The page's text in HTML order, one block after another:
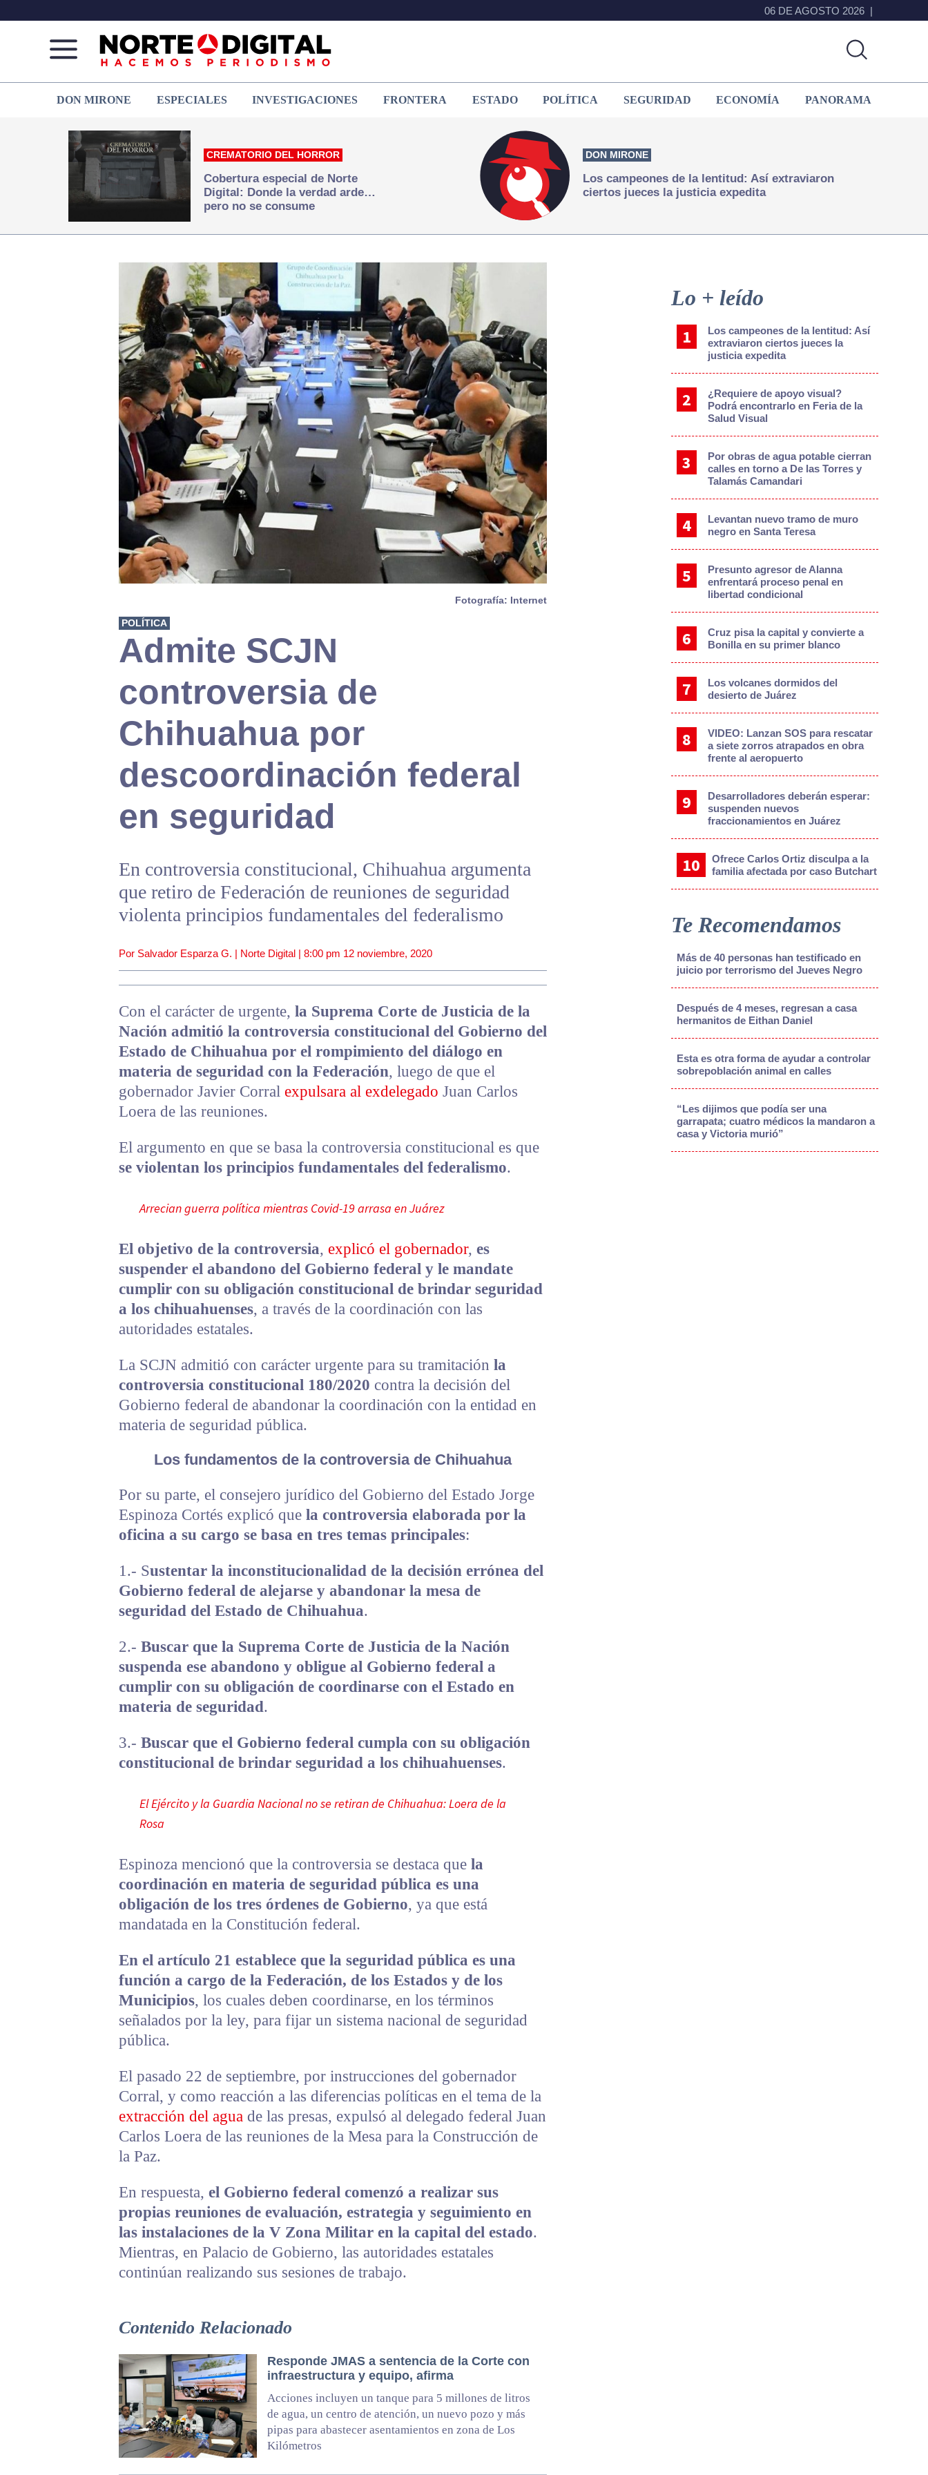
06 DE AGOSTO 2026
de
Juárez
que
hacemos periodismo
DON MIRONE ESPECIALES INVESTIGACIONES FRONTERA ESTADO POLÍTICA SEGURIDAD ECONOMÍA PANORAMA
CREMATORIO DEL HORROR
Cobertura especial de Norte
Digital: Donde la verdad arde…
pero no se consume
DON MIRONE
Los campeones de la lentitud: Así extraviaron
ciertos jueces la justicia expedita
Fotografía: Internet
POLÍTICA
Admite SCJN
controversia de
Chihuahua por
descoordinación federal
en seguridad
En controversia constitucional, Chihuahua argumenta
que retiro de Federación de reuniones de seguridad
violenta principios fundamentales del federalismo
Por Salvador Esparza G. | Norte Digital | 8:00 pm 12 noviembre, 2020
Con el carácter de urgente, la Suprema Corte de Justicia de la
Nación admitió la controversia constitucional del Gobierno del
Estado de Chihuahua por el rompimiento del diálogo en
materia de seguridad con la Federación, luego de que el
gobernador Javier Corral expulsara al exdelegado Juan Carlos
Loera de las reuniones.
El argumento en que se basa la controversia constitucional es que
se violentan los principios fundamentales del federalismo.
Arrecian guerra política mientras Covid-19 arrasa en Juárez
El objetivo de la controversia, explicó el gobernador, es
suspender el abandono del Gobierno federal y le mandate
cumplir con su obligación constitucional de brindar seguridad
a los chihuahuenses, a través de la coordinación con las
autoridades estatales.
La SCJN admitió con carácter urgente para su tramitación la
controversia constitucional 180/2020 contra la decisión del
Gobierno federal de abandonar la coordinación con la entidad en
materia de seguridad pública.
Los fundamentos de la controversia de Chihuahua
Por su parte, el consejero jurídico del Gobierno del Estado Jorge
Espinoza Cortés explicó que la controversia elaborada por la
oficina a su cargo se basa en tres temas principales:
1.- Sustentar la inconstitucionalidad de la decisión errónea del
Gobierno federal de alejarse y abandonar la mesa de
seguridad del Estado de Chihuahua.
2.- Buscar que la Suprema Corte de Justicia de la Nación
suspenda ese abandono y obligue al Gobierno federal a
cumplir con su obligación de coordinarse con el Estado en
materia de seguridad.
3.- Buscar que el Gobierno federal cumpla con su obligación
constitucional de brindar seguridad a los chihuahuenses.
El Ejército y la Guardia Nacional no se retiran de Chihuahua: Loera de la
Rosa
Espinoza mencionó que la controversia se destaca que la
coordinación en materia de seguridad pública es una
obligación de los tres órdenes de Gobierno, ya que está
mandatada en la Constitución federal.
En el artículo 21 establece que la seguridad pública es una
función a cargo de la Federación, de los Estados y de los
Municipios, los cuales deben coordinarse, en los términos
señalados por la ley, para fijar un sistema nacional de seguridad
pública.
El pasado 22 de septiembre, por instrucciones del gobernador
Corral, y como reacción a las diferencias políticas en el tema de la
extracción del agua de las presas, expulsó al delegado federal Juan
Carlos Loera de las reuniones de la Mesa para la Construcción de
la Paz.
En respuesta, el Gobierno federal comenzó a realizar sus
propias reuniones de evaluación, estrategia y seguimiento en
las instalaciones de la V Zona Militar en la capital del estado.
Mientras, en Palacio de Gobierno, las autoridades estatales
continúan realizando sus sesiones de trabajo.
Contenido Relacionado
Responde JMAS a sentencia de la Corte con
infraestructura y equipo, afirma
Acciones incluyen un tanque para 5 millones de litros
de agua, un centro de atención, un nuevo pozo y más
pipas para abastecer asentamientos en zona de Los
Kilómetros
Sidebar
Lo + leído
Los campeones de la lentitud: Así
extraviaron ciertos jueces la
justicia expedita
¿Requiere de apoyo visual?
Podrá encontrarlo en Feria de la
Salud Visual
Por obras de agua potable cierran
calles en torno a De las Torres y
Talamás Camandari
Levantan nuevo tramo de muro
negro en Santa Teresa
Presunto agresor de Alanna
enfrentará proceso penal en
libertad condicional
Cruz pisa la capital y convierte a
Bonilla en su primer blanco
Los volcanes dormidos del
desierto de Juárez
VIDEO: Lanzan SOS para rescatar
a siete zorros atrapados en obra
frente al aeropuerto
Desarrolladores deberán esperar:
suspenden nuevos
fraccionamientos en Juárez
Ofrece Carlos Ortiz disculpa a la
familia afectada por caso Butchart
Te Recomendamos
Más de 40 personas han testificado en
juicio por terrorismo del Jueves Negro
Después de 4 meses, regresan a casa
hermanitos de Eithan Daniel
Esta es otra forma de ayudar a controlar
sobrepoblación animal en calles
“Les dijimos que podía ser una
garrapata; cuatro médicos la mandaron a
casa y Victoria murió”